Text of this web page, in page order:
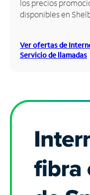
tiendalos precios
disponibles en
Ver ofertas de
Servicio de llamadas